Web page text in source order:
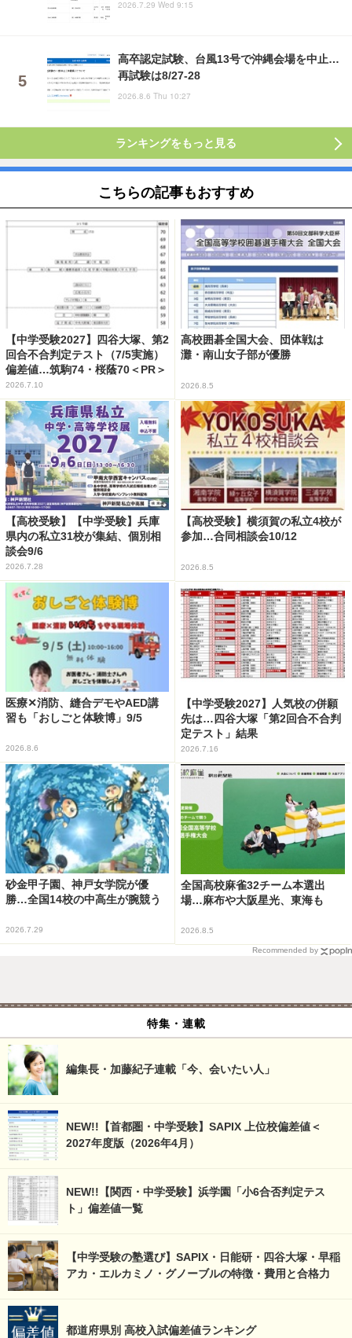
2026.7.29 Wed 9:15
高卒認定試験、台風13号で沖縄会場を中止…
再試験は8/27-28
2026.8.6 Thu 10:27
ランキングをもっと見る
こちらの記事もおすすめ
【中学受験2027】四谷大塚、第2
回合不合判定テスト（7/5実施）
偏差値…筑駒74・桜蔭70＜PR＞
2026.7.10
高校囲碁全国大会、団体戦は
灘・南山女子部が優勝
2026.8.5
【高校受験】【中学受験】兵庫
県内の私立31校が集結、個別相
談会9/6
2026.7.28
【高校受験】横須賀の私立4校が
参加…合同相談会10/12
2026.8.5
医療✕消防、縫合デモやAED講
習も「おしごと体験博」9/5
2026.8.6
【中学受験2027】人気校の併願
先は…四谷大塚「第2回合不合判
定テスト」結果
2026.7.16
砂金甲子園、神戸女学院が優
勝…全国14校の中高生が腕競う
2026.7.29
全国高校麻雀32チーム本選出
場…麻布や大阪星光、東海も
2026.8.5
Recommended by
特集・連載
編集長・加藤紀子連載「今、会いたい人」
NEW!!【首都圏・中学受験】SAPIX 上位校偏差値＜
2027年度版（2026年4月）
NEW!!【関西・中学受験】浜学園「小6合否判定テス
ト」偏差値一覧
【中学受験の塾選び】SAPIX・日能研・四谷大塚・早稲
アカ・エルカミノ・グノーブルの特徴・費用と合格力
都道府県別 高校入試偏差値ランキング